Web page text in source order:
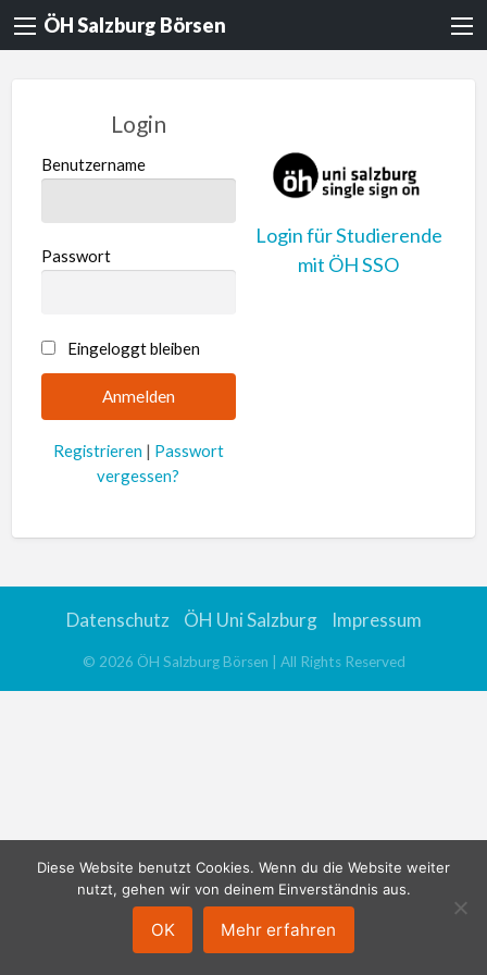
ÖH Salzburg Börsen
Login
Benutzername
Passwort
A
l
Eingeloggt bleiben
Registrieren | Passwort
vergessen?
Login für Studierende
mit ÖH SSO
Datenschutz ÖH Uni Salzburg Impressum
© 2026 ÖH Salzburg Börsen | All Rights Reserved
Diese Website benutzt Cookies. Wenn du die Website weiter
nutzt, gehen wir von deinem Einverständnis aus.
OK Mehr erfahren